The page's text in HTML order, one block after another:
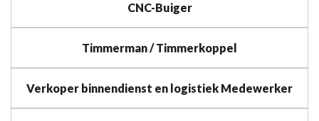
CNC-Buiger
Timmerman / Timmerkoppel
Verkoper binnendienst en logistiek Medewerker